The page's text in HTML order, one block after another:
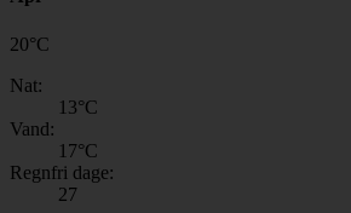
20°C
Nat:
13°C
Vand:
17°C
Regnfri dage:
27